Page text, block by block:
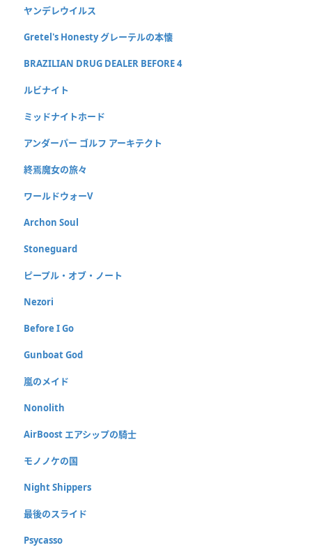
ヤンデレウイルス
Gretel's Honesty グレーテルの本懐
BRAZILIAN DRUG DEALER BEFORE 4
ルビナイト
ミッドナイトホード
アンダーパー ゴルフ アーキテクト
終焉魔女の旅々
ワールドウォーV
Archon Soul
Stoneguard
ピープル・オブ・ノート
Nezori
Before I Go
Gunboat God
嵐のメイド
Nonolith
AirBoost エアシップの騎士
モノノケの国
Night Shippers
最後のスライド
Psycasso